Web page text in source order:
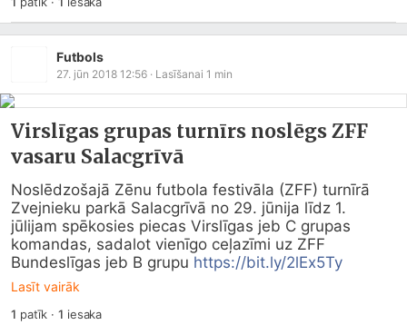
Futbols
27. jūn 2018 12:56 · Lasīšanai 1 min
Virslīgas grupas turnīrs noslēgs ZFF
vasaru Salacgrīvā
Noslēdzošajā Zēnu futbola festivāla (ZFF) turnīrā
Zvejnieku parkā Salacgrīvā no 29. jūnija līdz 1.
jūlijam spēkosies piecas Virslīgas jeb C grupas
komandas, sadalot vienīgo ceļazīmi uz ZFF
Bundeslīgas jeb B grupu https://bit.ly/2lEx5Ty
Lasīt vairāk
1 patīk ·1 iesaka